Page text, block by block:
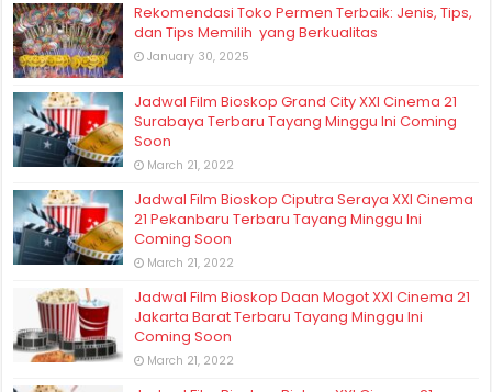
Rekomendasi Toko Permen Terbaik: Jenis, Tips,
dan Tips Memilih yang Berkualitas
January 30, 2025
Jadwal Film Bioskop Grand City XXI Cinema 21
Surabaya Terbaru Tayang Minggu Ini Coming
Soon
March 21, 2022
Jadwal Film Bioskop Ciputra Seraya XXI Cinema
21 Pekanbaru Terbaru Tayang Minggu Ini
Coming Soon
March 21, 2022
Jadwal Film Bioskop Daan Mogot XXI Cinema 21
Jakarta Barat Terbaru Tayang Minggu Ini
Coming Soon
March 21, 2022